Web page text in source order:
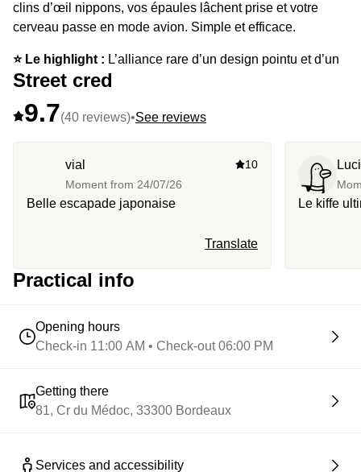
clins d’œil nippons, vos épaules lâchent prise et votre
cerveau passe en mode avion. Simple et efficace.
⭐️ Le highlight : L’alliance rare d’un design pointu et d’un
héritage viticole, le tout signé par le roi du trompe-l’œil.
Street cred
9.7(40 reviews)•See reviews
vial
Moment from 24/07/26
10
Belle escapade japonaise
Translate
Le kiffe
Practical info
Opening hours
Check-in 11:00 AM • Check-out 06:00 PM
Getting there
81, Cr du Médoc, 33300 Bordeaux
Services and accessibility